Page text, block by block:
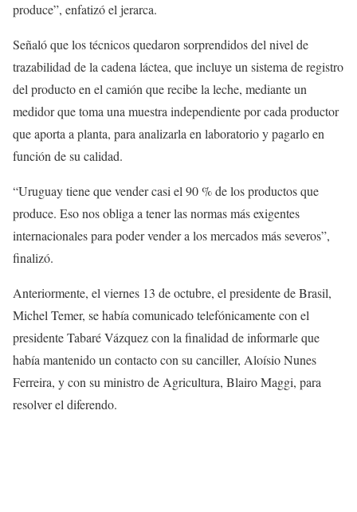
produce”, enfatizó el jerarca.
Señaló que los técnicos quedaron sorprendidos del nivel de
trazabilidad de la cadena láctea, que incluye un sistema de registro
del producto en el camión que recibe la leche, mediante un
medidor que toma una muestra independiente por cada productor
que aporta a planta, para analizarla en laboratorio y pagarlo en
función de su calidad.
“Uruguay tiene que vender casi el 90 % de los productos que
produce. Eso nos obliga a tener las normas más exigentes
internacionales para poder vender a los mercados más severos”,
finalizó.
Anteriormente, el viernes 13 de octubre, el presidente de Brasil,
Michel Temer, se había comunicado telefónicamente con el
presidente Tabaré Vázquez con la finalidad de informarle que
había mantenido un contacto con su canciller, Aloísio Nunes
Ferreira, y con su ministro de Agricultura, Blairo Maggi, para
resolver el diferendo.